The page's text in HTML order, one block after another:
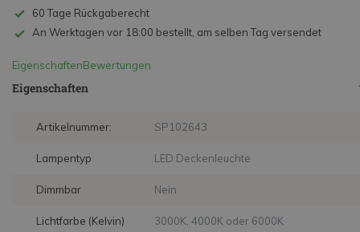
60 Tage Rückgaberecht
An Werktagen vor 18:00 bestellt, am selben Tag versendet
EigenschaftenBewertungen
Eigenschaften
Artikelnummer: SP102643
Lampentyp LED Deckenleuchte
Dimmbar Nein
Lichtfarbe (Kelvin) 3000K, 4000K oder 6000K